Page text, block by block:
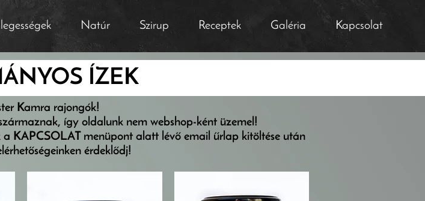
Natúr Szirup Receptek Galéria Kapcsolat
ÍZEK
Kamra rajongók!
így oldalunk nem webshop-ként üzemel!
KAPCSOLAT menüpont alatt lévő email űrlap kitöltése után
érdeklődj!